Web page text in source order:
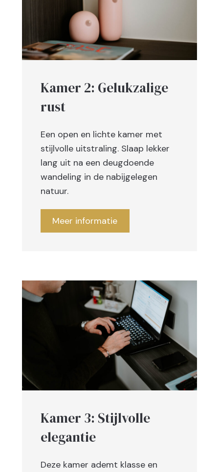
Kamer 2: Gelukzalige
rust
Een open en lichte kamer met
stijlvolle uitstraling. Slaap lekker
lang uit na een deugdoende
wandeling in de nabijgelegen
natuur.
Meer informatie
Kamer 3: Stijlvolle
elegantie
Deze kamer ademt klasse en